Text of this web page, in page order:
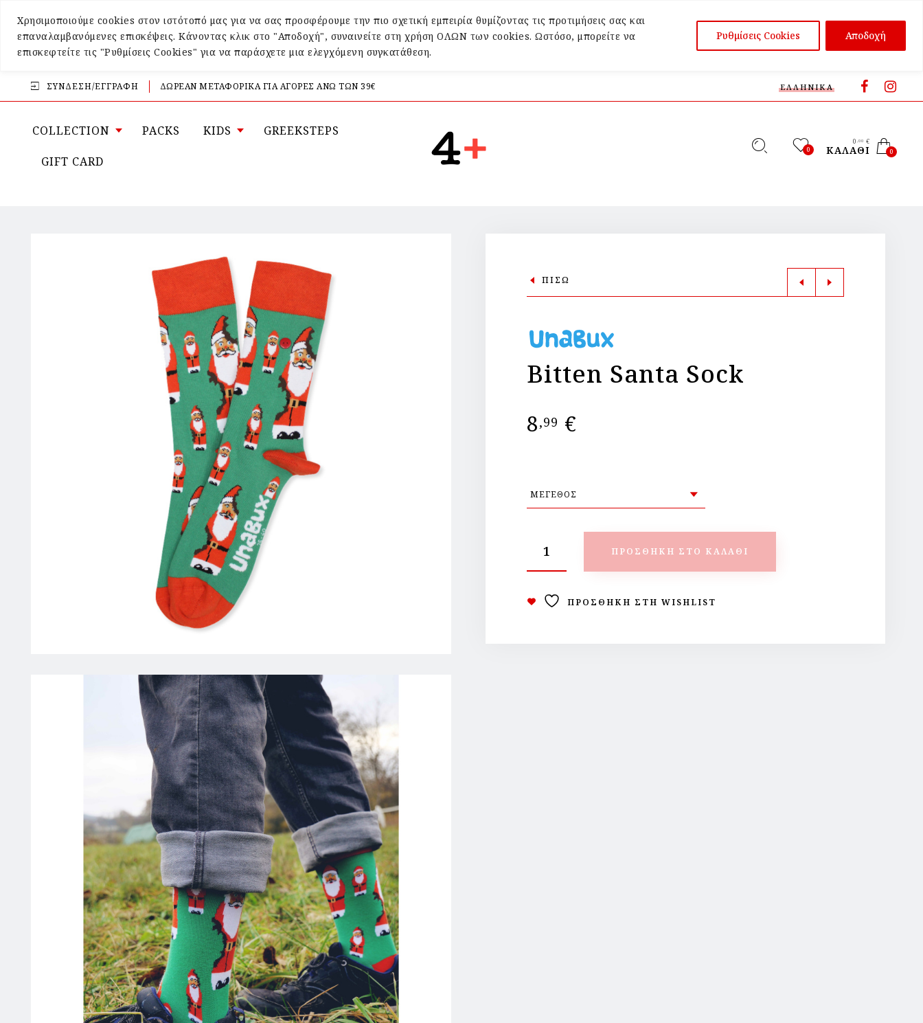
Χρησιμοποιούμε cookies στον ιστότοπό μας για να σας προσφέρουμε την πιο σχετική εμπειρία θυμίζοντας τις προτιμήσεις σας και
επαναλαμβανόμενες επισκέψεις. Κάνοντας κλικ στο "Αποδοχή", συναινείτε στη χρήση ΟΛΩΝ των cookies. Ωστόσο, μπορείτε να
επισκεφτείτε τις "Ρυθμίσεις Cookies" για να παράσχετε μια ελεγχόμενη συγκατάθεση.
Ρυθμίσεις Cookies Αποδοχή
ΣΎΝΔΕΣΗ/ΕΓΓΡΑΦΉ ΔΩΡΕΑΝ ΜΕΤΑΦΟΡΙΚΑ ΓΙΑ ΑΓΟΡΕΣ ΑΝΩ ΤΩΝ 39€ ΕΛΛΗΝΙΚΆ
COLLECTION PACKS KIDS GREEKSTEPS
GIFT CARD
0
0 ,00 €
ΚΑΛΆΘΙ 0
ΠΙΣΩ
Bitten Santa Sock
8,99 €
ΠΡΟΣΘΉΚΗ ΣΤΟ ΚΑΛΆΘΙ
ΠΡΟΣΘΉΚΗ ΣΤΗ WISHLIST